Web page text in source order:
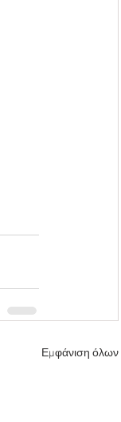
Εμφάνιση όλων